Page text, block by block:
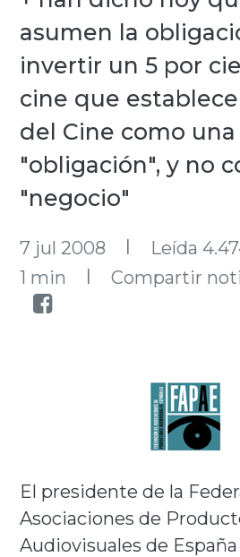
asumen la
invertir un 5 por
cine que
del Cine como una
"obligación", y no
"negocio"
7 jul 2008 l Leída
1 min l Compartir
El presidente de la
Asociaciones de
Audiovisuales de España